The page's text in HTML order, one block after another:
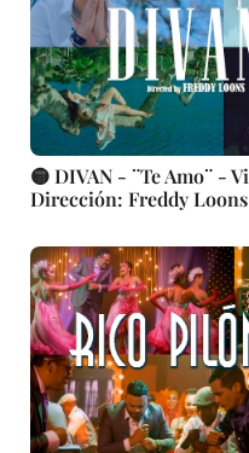
🟡 DIVAN - ¨Te Amo¨ -
Dirección: Freddy Loons